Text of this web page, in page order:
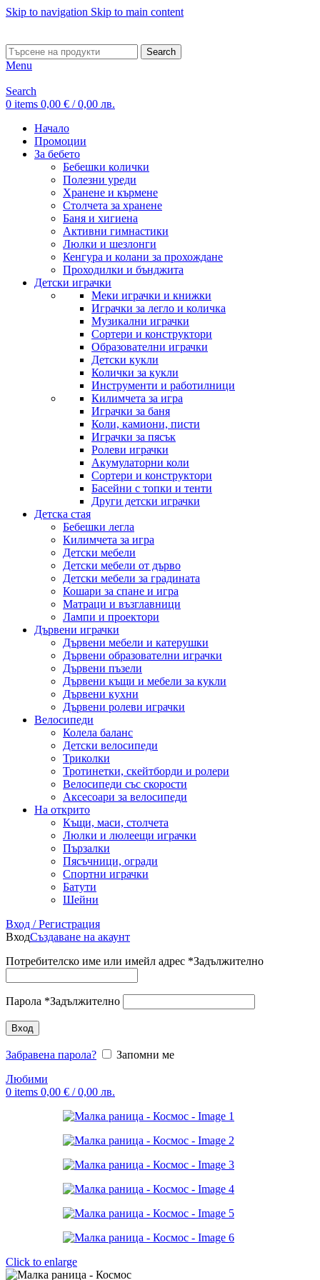
Skip to navigation Skip to main content
Search
Menu
Search
0 items 0,00 € / 0,00 лв.
Начало
Промоции
За бебето
Бебешки колички
Полезни уреди
Хранене и кърмене
Столчета за хранене
Баня и хигиена
Активни гимнастики
Люлки и шезлонги
Кенгура и колани за прохождане
Проходилки и бънджита
Детски играчки
Меки играчки и книжки
Играчки за легло и количка
Музикални играчки
Сортери и конструктори
Образователни играчки
Детски кукли
Колички за кукли
Инструменти и работилници
Килимчета за игра
Играчки за баня
Коли, камиони, писти
Играчки за пясък
Ролеви играчки
Акумулаторни коли
Сортери и конструктори
Басейни с топки и тенти
Други детски играчки
Детска стая
Бебешки легла
Килимчета за игра
Детски мебели
Детски мебели от дърво
Детски мебели за градината
Кошари за спане и игра
Матраци и възглавници
Лампи и проектори
Дървени играчки
Дървени мебели и катерушки
Дървени образователни играчки
Дървени пъзели
Дървени къщи и мебели за кукли
Дървени кухни
Дървени ролеви играчки
Велосипеди
Колела баланс
Детски велосипеди
Триколки
Тротинетки, скейтборди и ролери
Велосипеди със скорости
Аксесоари за велосипеди
На открито
Къщи, маси, столчета
Люлки и люлеещи играчки
Пързалки
Пясъчници, огради
Спортни играчки
Батути
Шейни
Вход / Регистрация
ВходСъздаване на акаунт
Потребителско име или имейл адрес *Задължително
Парола *Задължително
Вход
Забравена парола?
Запомни ме
Любими
0 items 0,00 € / 0,00 лв.
Click to enlarge